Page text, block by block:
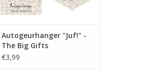
Autogeurhanger "Juf!" -
The Big Gifts
€3,99